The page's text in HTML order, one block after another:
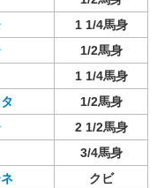
1 1/4馬身
1/2馬身
1 1/4馬身
1/2馬身
2 1/2馬身
3/4馬身
クビ